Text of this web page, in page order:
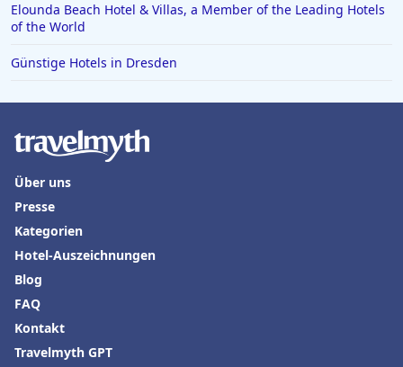
Elounda Beach Hotel & Villas, a Member of the Leading Hotels
of the World
Günstige Hotels in Dresden
Über uns
Presse
Kategorien
Hotel-Auszeichnungen
Blog
FAQ
Kontakt
Travelmyth GPT